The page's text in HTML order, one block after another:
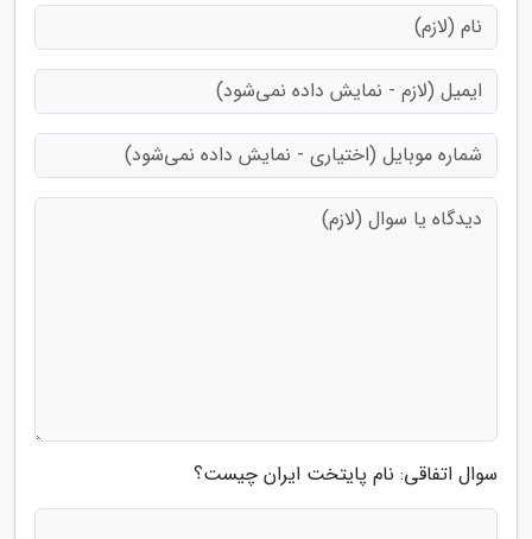
سوال اتفاقی: نام پایتخت ایران چیست؟